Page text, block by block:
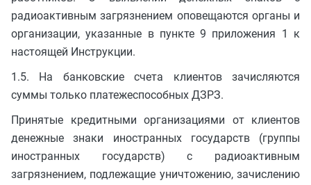
радиоактивным загрязнением оповещаются органы и
организации, указанные в пункте 9 приложения 1 к
настоящей Инструкции.
1.5. На банковские счета клиентов зачисляются
суммы только платежеспособных ДЗРЗ.
Принятые кредитными организациями от клиентов
денежные знаки иностранных государств (группы
иностранных государств) с радиоактивным
загрязнением, подлежащие уничтожению, зачислению